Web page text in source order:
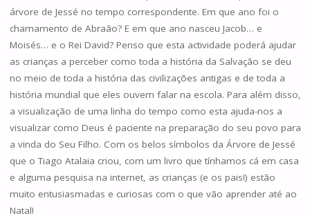
árvore de Jessé no tempo correspondente. Em que ano foi o
chamamento de Abraão? E em que ano nasceu Jacob… e
Moisés… e o Rei David? Penso que esta actividade poderá ajudar
as crianças a perceber como toda a história da Salvação se deu
no meio de toda a história das civilizações antigas e de toda a
história mundial que eles ouvem falar na escola. Para além disso,
a visualização de uma linha do tempo como esta ajuda-nos a
visualizar como Deus é paciente na preparação do seu povo para
a vinda do Seu Filho. Com os belos símbolos da Árvore de Jessé
que o Tiago Atalaia criou, com um livro que tínhamos cá em casa
e alguma pesquisa na internet, as crianças (e os pais!) estão
muito entusiasmadas e curiosas com o que vão aprender até ao
Natal!